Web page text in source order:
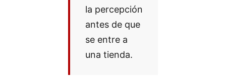
la percepción
antes de que
se entre a
una tienda.